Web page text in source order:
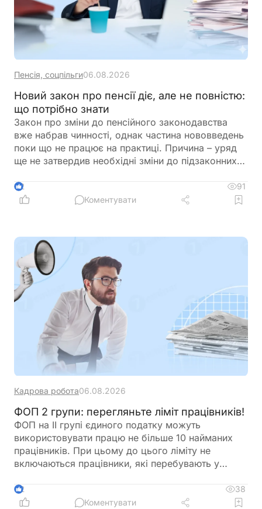
Пенсія, соцпільги06.08.2026
Новий закон про пенсії діє, але не повністю:
що потрібно знати
Закон про зміни до пенсійного законодавства
вже набрав чинності, однак частина нововведень
поки що не працює на практиці. Причина – уряд
ще не затвердив необхідні зміни до підзаконних
нових правил щодо підтвердження страхового
стажу та призначення пенсій
2
91
Коментувати
Кадрова робота06.08.2026
ФОП 2 групи: перегляньте ліміт працівників!
ФОП на ІІ групі єдиного податку можуть
використовувати працю не більше 10 найманих
працівників. При цьому до цього ліміту не
включаються працівники, які перебувають у
відпустці для догляду за дитиною. Перед
оформленням нового працівника варто
2
38
Коментувати